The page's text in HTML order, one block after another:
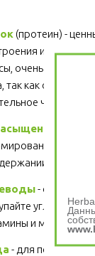
(протеин) -
и
очень важен
так как
чувство
жиры
- основной
углеводы,
и минералы.
- для